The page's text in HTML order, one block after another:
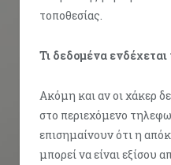
τοποθεσίας.
Τι δεδομένα
Ακόμη και αν οι χάκερ
στο περιεχόμενο
επισημαίνουν ότι η
μπορεί να είναι εξίσου